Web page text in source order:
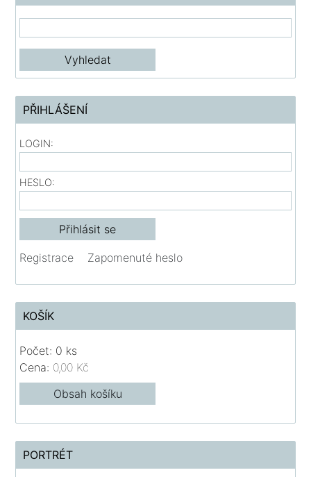
PŘIHLÁŠENÍ
LOGIN:
HESLO:
Registrace Zapomenuté heslo
KOŠÍK
Počet: 0 ks
Cena: 0,00 Kč
Obsah košíku
PORTRÉT